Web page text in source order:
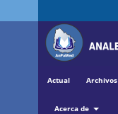
Actual Archivos
Acerca de